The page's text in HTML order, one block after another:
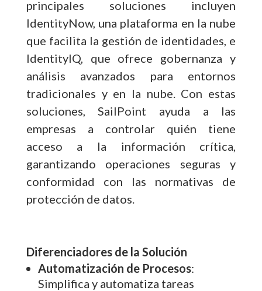
principales soluciones incluyen
IdentityNow, una plataforma en la nube
que facilita la gestión de identidades, e
IdentityIQ, que ofrece gobernanza y
análisis avanzados para entornos
tradicionales y en la nube. Con estas
soluciones, SailPoint ayuda a las
empresas a controlar quién tiene
acceso a la información crítica,
garantizando operaciones seguras y
conformidad con las normativas de
protección de datos.
Diferenciadores de la Solución
Automatización de Procesos:
Simplifica y automatiza tareas